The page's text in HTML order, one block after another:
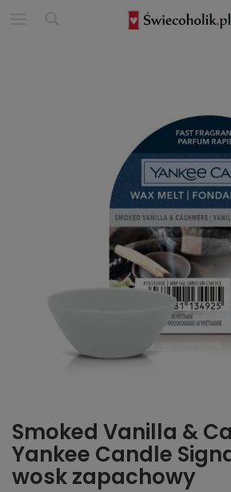
Smoked Vanilla &
Yankee Candle
wosk zapachowy